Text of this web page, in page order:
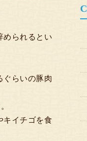
められるとい
ぐらいの豚肉
キイチゴを食